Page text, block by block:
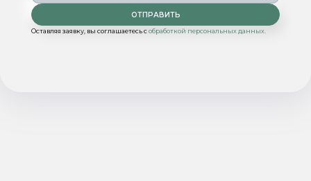
Оставляя заявку, вы соглашаетесь собработкой персональных данных.